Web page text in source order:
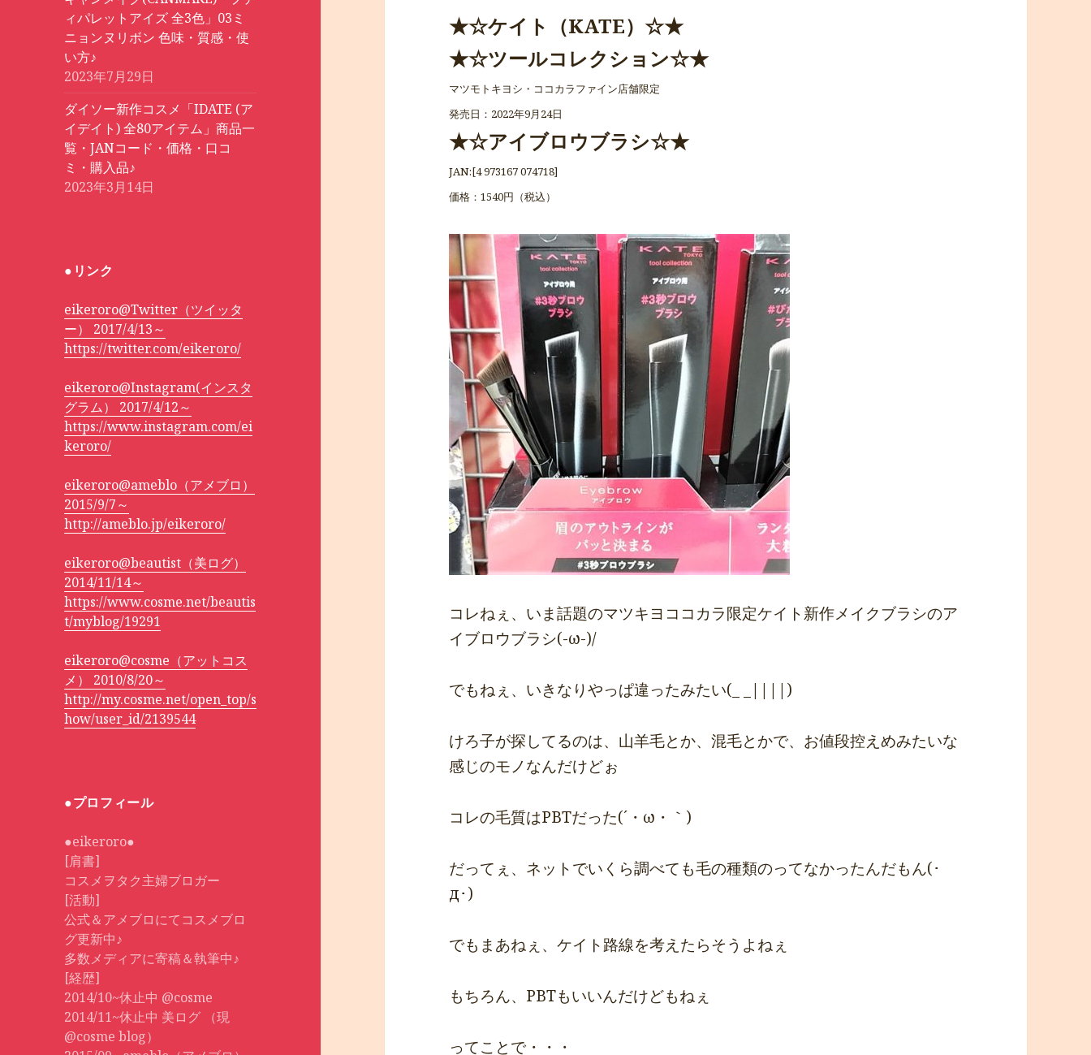
ィパレットアイズ 全3色」03ミ
ニョンヌリボン 色味・質感・使
い方♪
2023年7月29日
ダイソー新作コスメ「IDATE (ア
イデイト) 全80アイテム」商品一
覧・JANコード・価格・口コ
ミ・購入品♪
2023年3月14日
●リンク
eikeroro@Twitter（ツイッタ
ー） 2017/4/13～
https://twitter.com/eikeroro/
eikeroro@Instagram(インスタ
グラム） 2017/4/12～
https://www.instagram.com/ei
keroro/
eikeroro@ameblo（アメブロ）
2015/9/7～
http://ameblo.jp/eikeroro/
eikeroro@beautist（美ログ）
2014/11/14～
https://www.cosme.net/beautis
t/myblog/19291
eikeroro@cosme（アットコス
メ） 2010/8/20～
http://my.cosme.net/open_top/s
how/user_id/2139544
●プロフィール
●eikeroro●
[肩書]
コスメヲタク主婦ブロガー
[活動]
公式＆アメブロにてコスメブロ
グ更新中♪
多数メディアに寄稿＆執筆中♪
[経歴]
2014/10~休止中 @cosme
2014/11~休止中 美ログ （現
@cosme blog）
★☆ケイト（KATE）☆★
★☆ツールコレクション☆★
マツモトキヨシ・ココカラファイン店舗限定
発売日：2022年9月24日
★☆アイブロウブラシ☆★
JAN:[4 973167 074718]
価格：1540円（税込）
コレねぇ、いま話題のマツキヨココカラ限定ケイト新作メイクブラシのア
イブロウブラシ(-ω-)/
でもねぇ、いきなりやっぱ違ったみたい(_ _||||)
けろ子が探してるのは、山羊毛とか、混毛とかで、お値段控えめみたいな
感じのモノなんだけどぉ
コレの毛質はPBTだった(´・ω・｀)
だってぇ、ネットでいくら調べても毛の種類のってなかったんだもん(･
д･)
でもまあねぇ、ケイト路線を考えたらそうよねぇ
もちろん、PBTもいいんだけどもねぇ
ってことで・・・